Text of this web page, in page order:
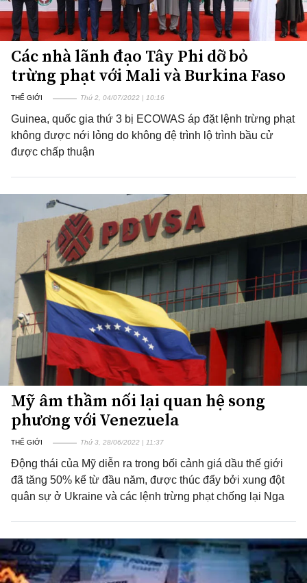
Các nhà lãnh đạo Tây Phi dỡ bỏ
trừng phạt với Mali và Burkina Faso
THẾ GIỚI Thứ 2, 04/07/2022 | 10:16
Guinea, quốc gia thứ 3 bị ECOWAS áp đặt lệnh trừng phạt
không được nới lỏng do không đệ trình lộ trình bầu cử
được chấp thuận
Mỹ âm thầm nối lại quan hệ song
phương với Venezuela
THẾ GIỚI Thứ 3, 28/06/2022 | 11:37
Động thái của Mỹ diễn ra trong bối cảnh giá dầu thế giới
đã tăng 50% kể từ đầu năm, được thúc đẩy bởi xung đột
quân sự ở Ukraine và các lệnh trừng phạt chống lại Nga